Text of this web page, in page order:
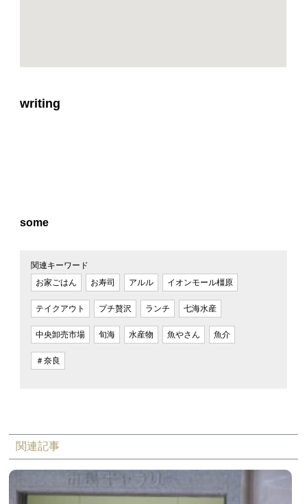
writing
some
関連キーワード
お家ごはん
お寿司 アルル イオンモール橿原
テイクアウト プチ贅沢 ランチ 七海水産
中央卸売市場 旬海 水産物 魚やさん 魚介
＃奈良
関連記事